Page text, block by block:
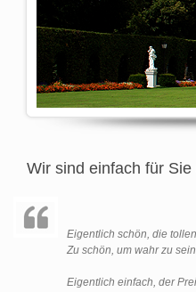
Wir sind einfach für Sie
Eigentlich schön, die
Zu schön, um wahr zu
Eigentlich einfach, der